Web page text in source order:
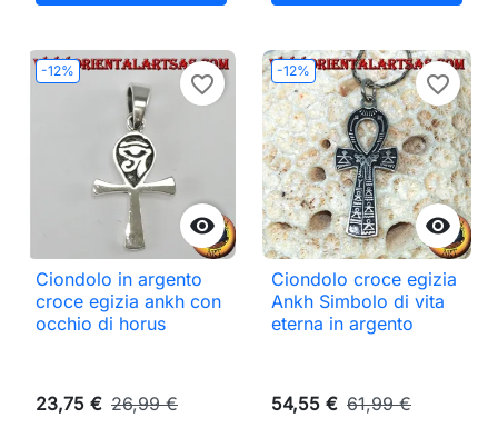
-12%

favorite_border
Ciondolo in argento
croce egizia ankh con
occhio di horus
23,75 € 26,99 €
-12%

favorite_border
Ciondolo croce egizia
Ankh Simbolo di vita
eterna in argento
54,55 € 61,99 €